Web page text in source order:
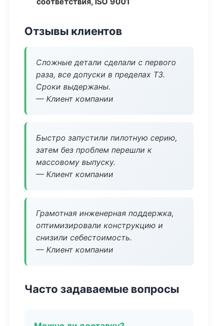
Отзывы клиентов
Сложные детали сделали с первого
раза, все допуски в пределах ТЗ.
Сроки выдержаны.
— Клиент компании
Быстро запустили пилотную серию,
затем без проблем перешли к
массовому выпуску.
— Клиент компании
Грамотная инженерная поддержка,
оптимизировали конструкцию и
снизили себестоимость.
— Клиент компании
Часто задаваемые вопросы